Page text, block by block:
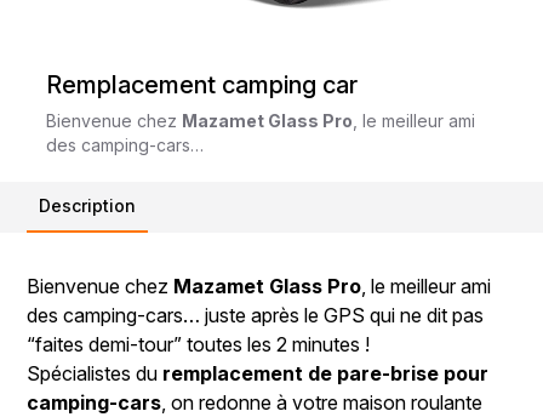
Remplacement camping car
Bienvenue chez Mazamet Glass Pro , le meilleur ami
des camping-cars…
Description
Bienvenue chez Mazamet Glass Pro, le meilleur ami
des camping-cars… juste après le GPS qui ne dit pas
“faites demi-tour” toutes les 2 minutes !
Spécialistes du remplacement de pare-brise pour
camping-cars, on redonne à votre maison roulante